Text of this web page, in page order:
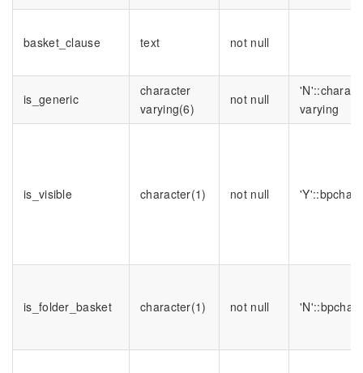
basket_clause text not null
is_generic
character
varying(6)
not null
varying
is_visible character(1) not null 'Y'::bpchar
is_folder_basket character(1) not null 'N'::bpchar